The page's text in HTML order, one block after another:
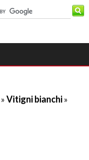
»Vitigni bianchi»